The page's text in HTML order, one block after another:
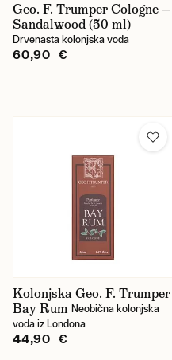
Geo. F. Trumper Cologne —
Sandalwood (50 ml)
Drvenasta kolonjska voda
60,90 €
Kolonjska Geo. F. Trumper
Bay Rum Neobična kolonjska
voda iz Londona
44,90 €